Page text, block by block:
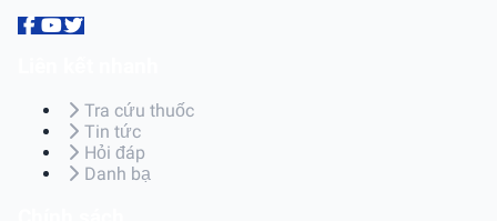
Tra cứu thuốc
Tin tức
Hỏi đáp
Danh bạ